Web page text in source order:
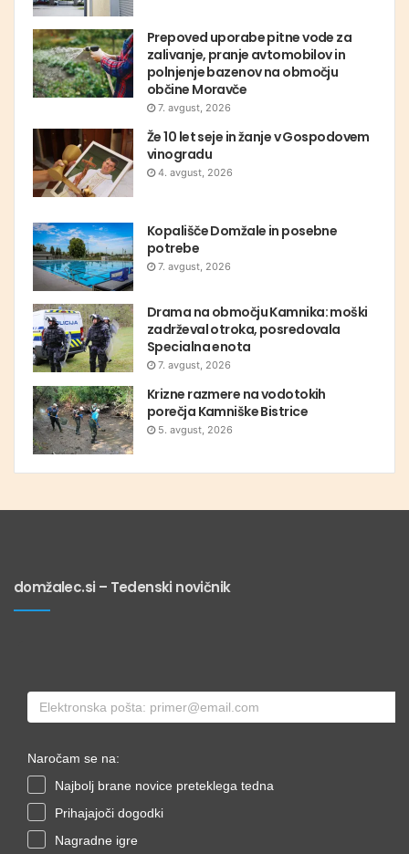
Prepoved uporabe pitne vode za
zalivanje, pranje avtomobilov in
polnjenje bazenov na območju
občine Moravče
7. avgust, 2026
Že 10 let seje in žanje v Gospodovem
vinogradu
4. avgust, 2026
Kopališče Domžale in posebne
potrebe
7. avgust, 2026
Drama na območju Kamnika: moški
zadrževal otroka, posredovala
Specialna enota
7. avgust, 2026
Krizne razmere na vodotokih
porečja Kamniške Bistrice
5. avgust, 2026
domžalec.si – Tedenski novičnik
Naročam se na:
Najbolj brane novice preteklega tedna
Prihajajoči dogodki
Nagradne igre